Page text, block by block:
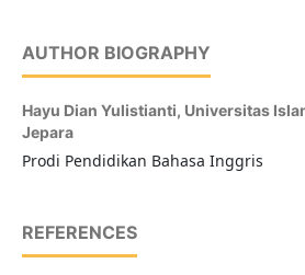
AUTHOR BIOGRAPHY
Hayu Dian Yulistianti, Universitas
Jepara
Prodi Pendidikan Bahasa Inggris
REFERENCES